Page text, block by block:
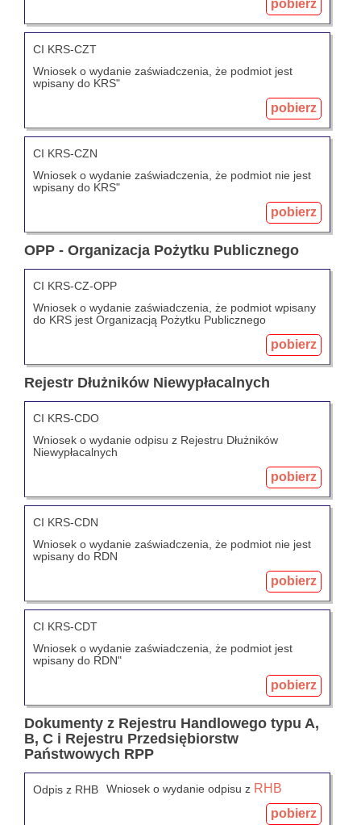
pobierz
CI KRS-CZT
Wniosek o wydanie zaświadczenia, że podmiot jest
wpisany do KRS"
pobierz
CI KRS-CZN
Wniosek o wydanie zaświadczenia, że podmiot nie jest
wpisany do KRS"
pobierz
OPP - Organizacja Pożytku Publicznego
CI KRS-CZ-OPP
Wniosek o wydanie zaświadczenia, że podmiot wpisany
do KRS jest Organizacją Pożytku Publicznego
pobierz
Rejestr Dłużników Niewypłacalnych
CI KRS-CDO
Wniosek o wydanie odpisu z Rejestru Dłużników
Niewypłacalnych
pobierz
CI KRS-CDN
Wniosek o wydanie zaświadczenia, że podmiot nie jest
wpisany do RDN
pobierz
CI KRS-CDT
Wniosek o wydanie zaświadczenia, że podmiot jest
wpisany do RDN"
pobierz
Dokumenty z Rejestru Handlowego typu A,
B, C i Rejestru Przedsiębiorstw
Państwowych RPP
Odpis z RHB Wniosek o wydanie odpisu z RHB
pobierz